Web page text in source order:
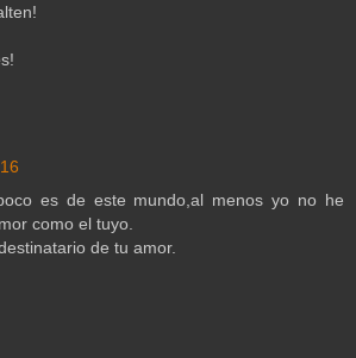
es de este mundo,al menos yo no he
como el tuyo.
de tu amor.